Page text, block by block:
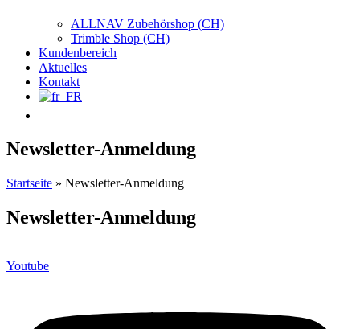
ALLNAV Zubehörshop (CH)
Trimble Shop (CH)
Kundenbereich
Aktuelles
Kontakt
Newsletter-Anmeldung
Startseite » Newsletter-Anmeldung
Newsletter-Anmeldung
Youtube